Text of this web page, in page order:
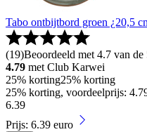
Tabo ontbijtbord groen ¿20,5
(19)Beoordeeld met 4.7 van
4.79 met Club Karwei
25% korting25% korting
25% korting, voordeelprijs:
6.39
Prijs: 6.39 euro